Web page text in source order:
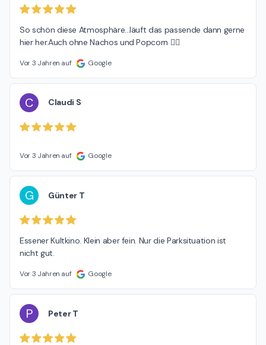
So schön diese Atmosphäre...läuft das passende dann gerne
hier her.Auch ohne Nachos und Popcorn 👍🏻
Vor 3 Jahren auf Google
C Claudi S
Vor 3 Jahren auf Google
G Günter T
Essener Kultkino. Klein aber fein. Nur die Parksituation ist
nicht gut.
Vor 3 Jahren auf Google
P Peter T